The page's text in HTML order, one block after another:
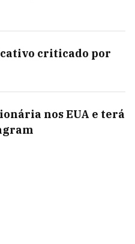
criticado por
nos EUA e terá